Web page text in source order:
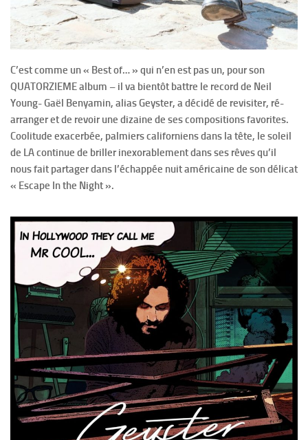
C’est comme un « Best of… » qui n’en est pas un, pour son
QUATORZIEME album – il va bientôt battre le record de Neil
Young- Gaël Benyamin, alias Geyster, a décidé de revisiter, ré-
arranger et de revoir une dizaine de ses compositions favorites.
Coolitude exacerbée, palmiers californiens dans la tête, le soleil
de LA continue de briller inexorablement dans ses rêves qu’il
nous fait partager dans l’échappée nuit américaine de son délicat
« Escape In the Night ».